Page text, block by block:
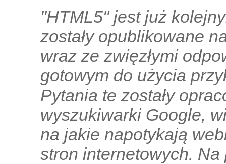
"HTML5" jest już
zostały opublikowane
wraz ze zwięzłymi
gotowym do użycia
Pytania te zostały
wyszukiwarki Google,
na jakie napotykają
stron internetowych. Na